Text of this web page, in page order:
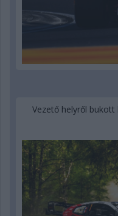
Vezető helyről bukott